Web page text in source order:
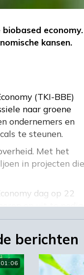
economy.
kansen.
(TKI-BBE)
naar groene
ondernemers en
te steunen.
Met het
in projecten die
dag op 22
en uit te
berichten
01:06